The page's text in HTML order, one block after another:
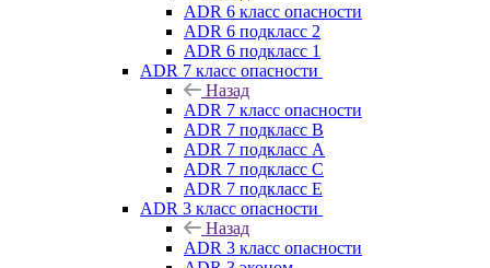
ADR 6 класс опасности
ADR 6 подкласс 2
ADR 6 подкласс 1
ADR 7 класс опасности
Назад
ADR 7 класс опасности
ADR 7 подкласс B
ADR 7 подкласс A
ADR 7 подкласс C
ADR 7 подкласс E
ADR 3 класс опасности
Назад
ADR 3 класс опасности